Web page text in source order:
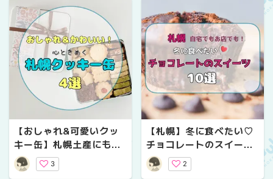
【おしゃれ&可愛いクッ
キー缶】札幌土産にも、
自分用にも♡大人が心と
きめく、札幌クッキー缶
3
【札幌】冬に食べたい♡
チョコレートのスイーツ
10選！自宅でもお店で
も、濃厚チョコレートを
2